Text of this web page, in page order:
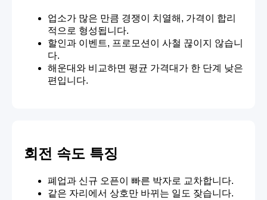
업소가 많은 만큼 경쟁이 치열해, 가격이 합리
적으로 형성됩니다.
할인과 이벤트, 프로모션이 사철 끊이지 않습니
다.
해운대와 비교하면 평균 가격대가 한 단계 낮은
편입니다.
회전 속도 특징
폐업과 신규 오픈이 빠른 박자로 교차합니다.
같은 자리에서 상호만 바뀌는 일도 잦습니다.